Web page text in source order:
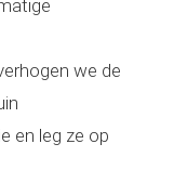
we de
en leg ze op